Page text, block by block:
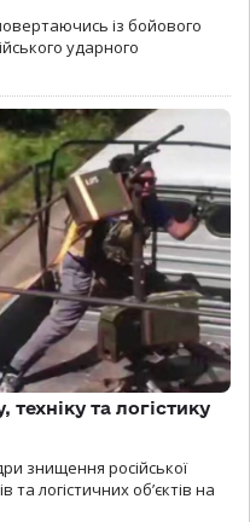
із бойового
ударного
техніку та логістику
знищення російської
та логістичних об’єктів на